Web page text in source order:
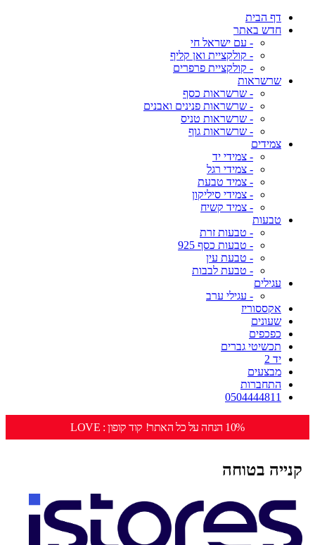
דף הבית
חדש באתר
- עם ישראל חי
- קולקציית ואן קליף
- קולקציית פרפרים
שרשראות
- שרשראות כסף
- שרשראות פנינים ואבנים
- שרשראות טניס
- שרשראות גוף
צמידים
- צמידי יד
- צמידי רגל
- צמיד טבעת
- צמידי סיליקון
- צמיד קשיח
טבעות
- טבעות זרת
- טבעות כסף 925
- טבעת עין
- טבעת לבבות
עגילים
- עגילי ערב
אקססוריז
שעונים
כפכפים
תכשיטי גברים
יד 2
מבצעים
התחברות
0504444811
10% הנחה על כל האתר! קוד קופון : LOVE
קנייה בטוחה